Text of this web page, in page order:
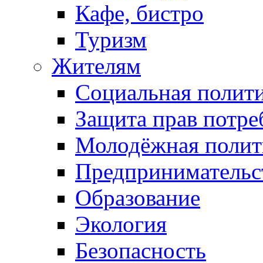
Кафе, бистро
Туризм
Жителям
Социальная
Защита прав
Молодёжная
Образование
Экология
Безопасность